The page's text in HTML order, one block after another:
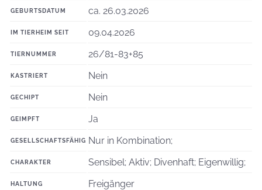
GEBURTSDATUM ca. 26.03.2026
IM TIERHEIM SEIT 09.04.2026
TIERNUMMER 26/81-83+85
KASTRIERT Nein
GECHIPT Nein
GEIMPFT Ja
GESELLSCHAFTSFÄHIG Nur in Kombination;
CHARAKTER Sensibel; Aktiv; Divenhaft; Eigenwillig;
HALTUNG Freigänger